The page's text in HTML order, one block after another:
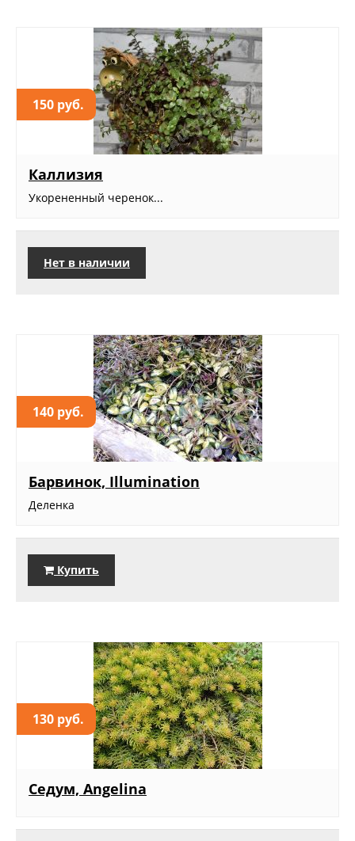
150 руб.
Каллизия
Укорененный черенок...
Нет в наличии
140 руб.
Барвинок, Illumination
Деленка
Купить
130 руб.
Седум, Angelina